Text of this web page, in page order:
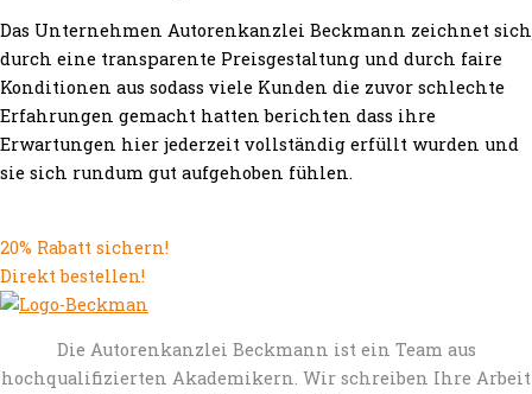
Das Unternehmen Autorenkanzlei Beckmann zeichnet sich
durch eine transparente Preisgestaltung und durch faire
Konditionen aus sodass viele Kunden die zuvor schlechte
Erfahrungen gemacht hatten berichten dass ihre
Erwartungen hier jederzeit vollständig erfüllt wurden und
sie sich rundum gut aufgehoben fühlen.
20% Rabatt sichern!
Direkt bestellen!
Die Autorenkanzlei Beckmann ist ein Team aus
hochqualifizierten Akademikern. Wir schreiben Ihre Arbeit